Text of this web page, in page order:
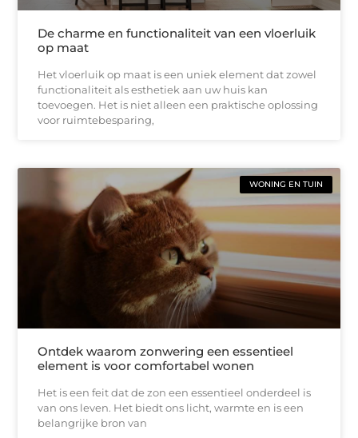
De charme en functionaliteit van een vloerluik
op maat
Het vloerluik op maat is een uniek element dat zowel
functionaliteit als esthetiek aan uw huis kan
toevoegen. Het is niet alleen een praktische oplossing
voor ruimtebesparing,
WONING EN TUIN
Ontdek waarom zonwering een essentieel
element is voor comfortabel wonen
Het is een feit dat de zon een essentieel onderdeel is
van ons leven. Het biedt ons licht, warmte en is een
belangrijke bron van